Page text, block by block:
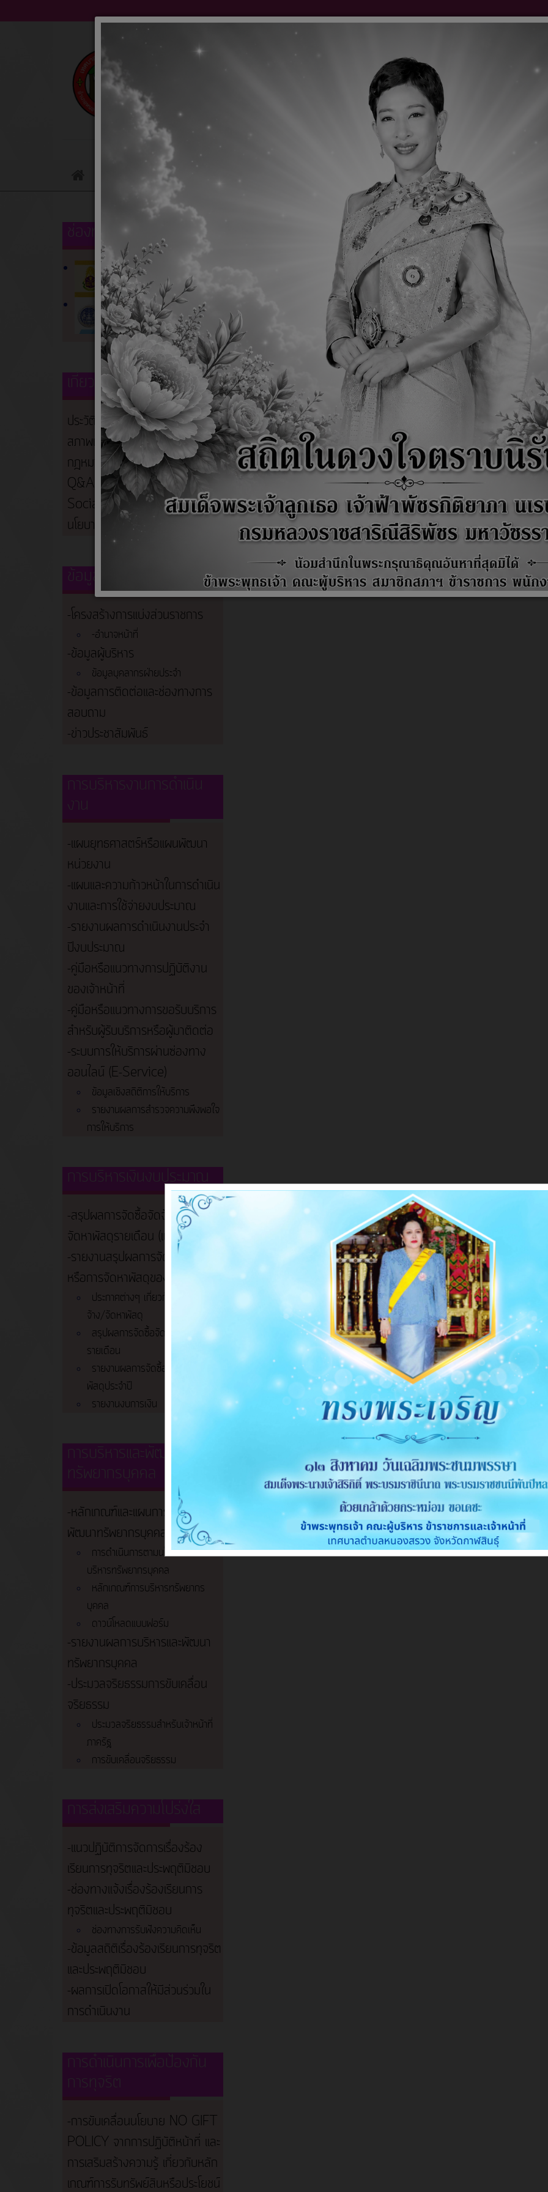
หลัก
ข่าวประชาสัมพันธ์ Q&Aเว็บบอร์ด ลงนามถวายพระพร
แผนปฏิบัติการป้องกันการทุจริต พ.ศ. 2569
แผนปฏิบัติการป้องกันการทุจริต 5 ปี พ.ศ.2561-2565
รายงานผลการดำเนินการป้องกันการทุจริตประจำปี
รายงานการกำกับติดตามการดำเนินงานประจำปี 2563 รอบ6เดือน
แผนปฏิบัติการป้องกันการทุจริต
ช่องทางแจ้งทุจริตภาครัฐ
เกี่ยวกับหน่วยงาน
ประวัติความเป็นมา
สภาพและข้อมูลพื้นฐาน
กฎหมายที่เกี่ยวข้อง
Q&A Webbroad
Social Network
นโยบายคุ้มครองข้อมูลส่วนบุคคล
ข้อมูลพื้นฐาน
-โครงสร้างการแบ่งส่วนราชการ
-อำนาจหน้าที่
-ข้อมูลผู้บริหาร
ข้อมูลบุคลากรฝ่ายประจำ
-ข้อมูลการติดต่อและช่องทางการ
สอบถาม
-ข่าวประชาสัมพันธ์
การบริหารงานการดำเนิน
งาน
-แผนยุทธศาสตร์หรือแผนพัฒนา
หน่วยงาน
-แผนและความก้าวหน้าในการดำเนิน
งานและการใช้จ่ายงบประมาณ
-รายงานผลการดำเนินงานประจำ
ปีงบประมาณ
-คู่มือหรือแนวทางการปฏิบัติงาน
ของเจ้าหน้าที่
-คู่มือหรือแนวทางการขอรับบริการ
สำหรับผู้รับบริการหรือผู้มาติดต่อ
-ระบบการให้บริการผ่านซ่องทาง
ออนไลน์ (E-Service)
ข้อมูลเชิงสถิติการให้บริการ
รายงานผลการสำรวจความพึงพอใจ
การให้บริการ
การบริหารเงินงบประมาณ
-สรุปผลการจัดซื้อจัดจ้างหรือการ
จัดหาพัสดุรายเดือน (แบบ สขร.1)
-รายงานสรุปผลการจัดซื้อจัดจ้าง
หรือการจัดหาพัสดุของหน่วยงาน
ประกาศต่างๆ เกี่ยวกับการจัดซื้อจัด
จ้าง/จัดหาพัสดุ
สรุปผลการจัดซื้อจัดจ้าง/จัดหาพัสดุ
รายเดือน
รายงานผลการจัดซื้อจัดจ้าง/จัดหา
พัสดุประจำปี
รายงานงบการเงิน
การบริหารและพัฒนา
ทรัพยากรบุคคล
-หลักเกณฑ์และแผนการบริหารและ
พัฒนาทรัพยากรบุคคล
การดำเนินการตามนโยบายการ
บริหารทรัพยากรบุคคล
หลักเกณฑ์การบริหารทรัพยากร
บุคคล
ดาวน์โหลดแบบฟอร์ม
-รายงานผลการบริหารและพัฒนา
ทรัพยากรบุคคล
-ประมวลจริยธรรมการขับเคลื่อน
จริยธรรม
ประมวลจริยธรรมสำหรับเจ้าหน้าที่
ภาครัฐ
การขับเคลื่อนจริยธรรม
การส่งเสริมความโปร่งใส
-แนวปฏิบัติการจัดการเรื่องร้อง
เรียนการทุจริตและประพฤติมิชอบ
-ช่องทางแจ้งเรื่องร้องเรียนการ
ทุจริตและประพฤติมิชอบ
ช่องทางการรับฟังความคิดเห็น
-ข้อมูลสถิติเรื่องร้องเรียนการทุจริต
และประพฤติมิชอบ
-ผลการเปิดโอกาสให้มีส่วนร่วมใน
การดำเนินงาน
การดำเนินการเพื่อป้องกัน
การทุจริต
-การขับเคลื่อนนโยบาย NO GIFT
POLICY จากการปฏิบัติหน้าที่ และ
การเสริมสร้างความรู้ เกี่ยวกับหลัก
เกณฑ์การรับทรัพย์สินหรือประโยชน์